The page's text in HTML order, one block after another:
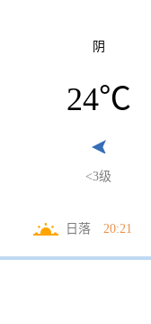
阴
24℃
<3级
日落 20:21